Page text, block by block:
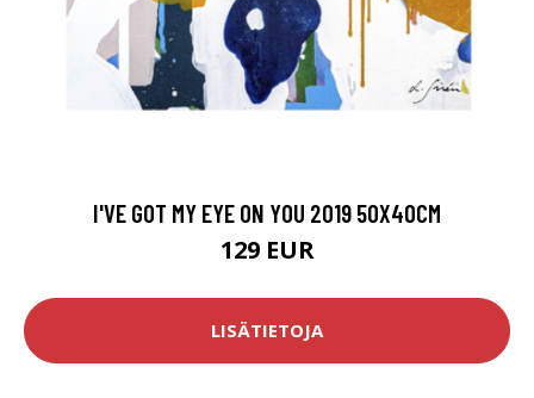
I'VE GOT MY EYE ON YOU 2019 50X40CM
129 EUR
LISÄTIETOJA